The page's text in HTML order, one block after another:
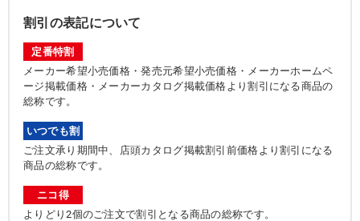
割引の表記について
定番特割
メーカー希望小売価格・発売元希望小売価格・メーカーホームペ
ージ掲載価格・メーカーカタログ掲載価格より割引になる商品の
総称です。
いつでも割
ご注文承り期間中、店頭カタログ掲載割引前価格より割引になる
商品の総称です。
ニコ得
よりどり2個のご注文で割引となる商品の総称です。